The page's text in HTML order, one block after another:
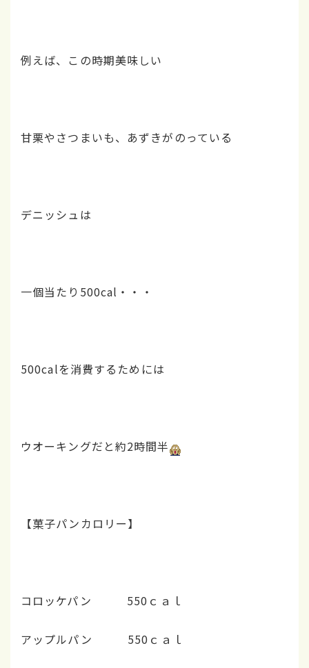
例えば、この時期美味しい
甘栗やさつまいも、あずきがのっている
デニッシュは
一個当たり500cal・・・
500calを消費するためには
ウオーキングだと約2時間半
【菓子パンカロリー】
コロッケパン 550ｃａｌ
アップルパン 550ｃａｌ